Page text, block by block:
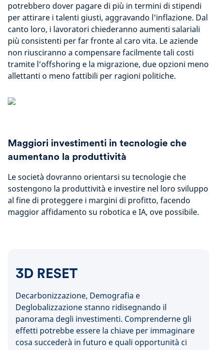
potrebbero dover pagare di più in termini di stipendi
per attirare i talenti giusti, aggravando l'inflazione. Dal
canto loro, i lavoratori chiederanno aumenti salariali
più consistenti per far fronte al caro vita. Le aziende
non riusciranno a compensare facilmente tali costi
tramite l’offshoring e la migrazione, due opzioni meno
allettanti o meno fattibili per ragioni politiche.
Maggiori investimenti in tecnologie che
aumentano la produttività
Le società dovranno orientarsi su tecnologie che
sostengono la produttività e investire nel loro sviluppo
al fine di proteggere i margini di profitto, facendo
maggior affidamento su robotica e IA, ove possibile.
3D RESET
Decarbonizzazione, Demografia e
Deglobalizzazione stanno ridisegnando il
panorama degli investimenti. Comprenderne gli
effetti potrebbe essere la chiave per immaginare
cosa succederà in futuro e quali opportunità ci